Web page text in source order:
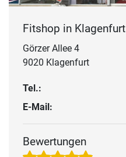
Fitshop in Klagenfurt
Görzer Allee 4
9020 Klagenfurt
Tel.:
E-Mail:
Bewertungen